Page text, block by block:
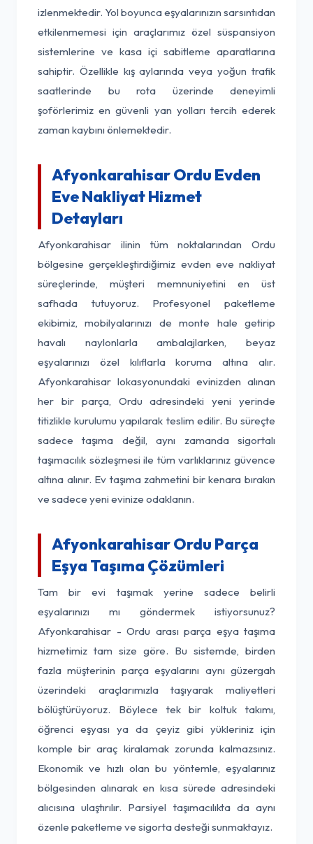
izlenmektedir. Yol boyunca eşyalarınızın sarsıntıdan
etkilenmemesi için araçlarımız özel süspansiyon
sistemlerine ve kasa içi sabitleme aparatlarına
sahiptir. Özellikle kış aylarında veya yoğun trafik
saatlerinde bu rota üzerinde deneyimli
şoförlerimiz en güvenli yan yolları tercih ederek
zaman kaybını önlemektedir.
Afyonkarahisar Ordu Evden
Eve Nakliyat Hizmet
Detayları
Afyonkarahisar ilinin tüm noktalarından Ordu
bölgesine gerçekleştirdiğimiz evden eve nakliyat
süreçlerinde, müşteri memnuniyetini en üst
safhada tutuyoruz. Profesyonel paketleme
ekibimiz, mobilyalarınızı de monte hale getirip
havalı naylonlarla ambalajlarken, beyaz
eşyalarınızı özel kılıflarla koruma altına alır.
Afyonkarahisar lokasyonundaki evinizden alınan
her bir parça, Ordu adresindeki yeni yerinde
titizlikle kurulumu yapılarak teslim edilir. Bu süreçte
sadece taşıma değil, aynı zamanda sigortalı
taşımacılık sözleşmesi ile tüm varlıklarınız güvence
altına alınır. Ev taşıma zahmetini bir kenara bırakın
ve sadece yeni evinize odaklanın.
Afyonkarahisar Ordu Parça
Eşya Taşıma Çözümleri
Tam bir evi taşımak yerine sadece belirli
eşyalarınızı mı göndermek istiyorsunuz?
Afyonkarahisar - Ordu arası parça eşya taşıma
hizmetimiz tam size göre. Bu sistemde, birden
fazla müşterinin parça eşyalarını aynı güzergah
üzerindeki araçlarımızla taşıyarak maliyetleri
bölüştürüyoruz. Böylece tek bir koltuk takımı,
öğrenci eşyası ya da çeyiz gibi yükleriniz için
komple bir araç kiralamak zorunda kalmazsınız.
Ekonomik ve hızlı olan bu yöntemle, eşyalarınız
bölgesinden alınarak en kısa sürede adresindeki
alıcısına ulaştırılır. Parsiyel taşımacılıkta da aynı
özenle paketleme ve sigorta desteği sunmaktayız.